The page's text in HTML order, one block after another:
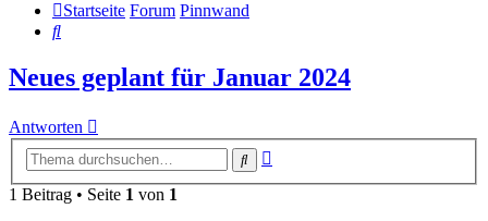
Startseite Forum Pinnwand
Suche
Neues geplant für Januar 2024
Antworten
Suche
1 Beitrag • Seite 1 von 1